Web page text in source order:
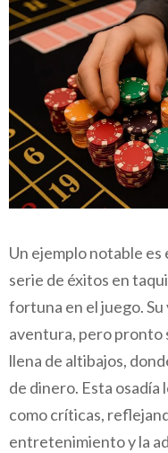
Un ejemplo notable
serie de éxitos en
fortuna en el juego.
aventura, pero pronto
llena de altibajos,
de dinero. Esta osadía
como críticas,
entretenimiento y la